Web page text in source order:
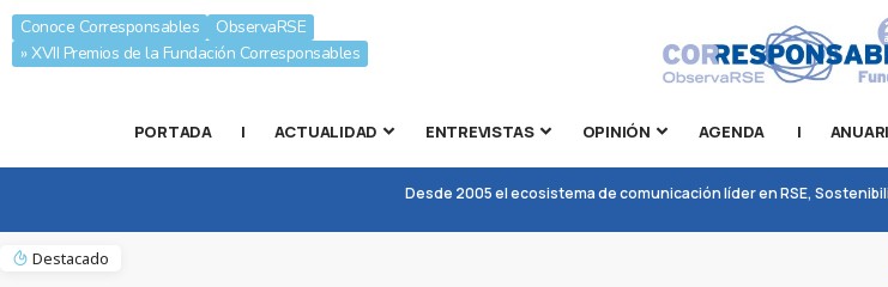
Conoce Corresponsables
ObservaRSE
» XVII Premios de la Fundación Corresponsables
PORTADA | ACTUALIDAD ENTREVISTAS OPINIÓN AGENDA |
Desde 2005 el ecosistema de comunicación líder en RSE,
Destacado